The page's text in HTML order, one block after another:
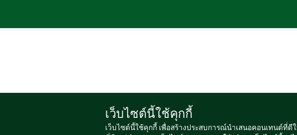
Copyright © 2021
เว็บไซต์นี้ใช้คุกกี้
เว็บไซต์นี้ใช้คุกกี้ เพื่อสร้างประสบการณ์นำเสนอคอนเทนต์ที่